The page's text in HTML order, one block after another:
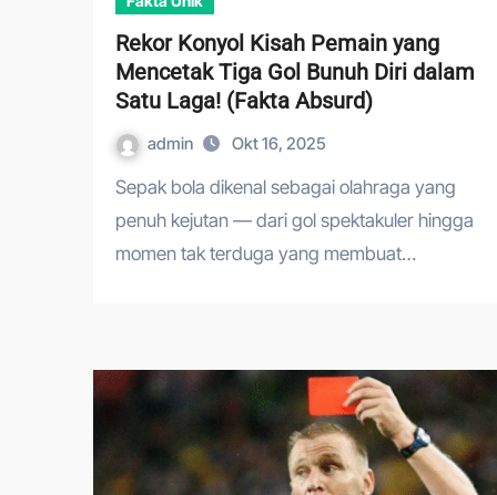
Rekor Konyol Kisah Pemain yang
Mencetak Tiga Gol Bunuh Diri dalam
Satu Laga! (Fakta Absurd)
admin Okt 16, 2025
Sepak bola dikenal sebagai olahraga yang
penuh kejutan — dari gol spektakuler hingga
momen tak terduga yang membuat…